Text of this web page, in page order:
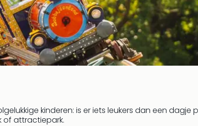
kinderen: is er iets leukers dan een dagje
of attractiepark.